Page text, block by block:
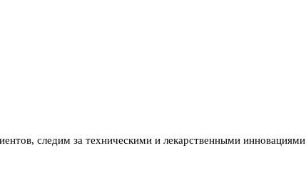
следим за техническими и лекарственными инновациями